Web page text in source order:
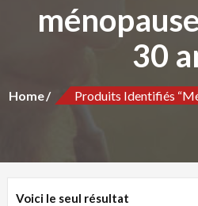
30
Home Produits Identifiés
Voici le seul résultat